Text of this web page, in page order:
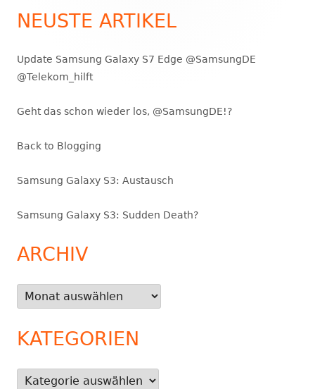
Seitenleiste
NEUSTE ARTIKEL
Update Samsung Galaxy S7 Edge @SamsungDE
@Telekom_hilft
Geht das schon wieder los, @SamsungDE!?
Back to Blogging
Samsung Galaxy S3: Austausch
Samsung Galaxy S3: Sudden Death?
ARCHIV
Archiv
KATEGORIEN
Kategorien